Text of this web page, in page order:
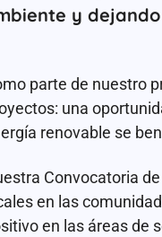
y
parte de nuestro
una
renovable se
Convocatoria
en las
en las áreas de